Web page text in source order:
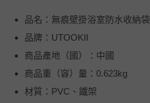
品名：無痕壁掛浴室防水收納袋
品牌：UTOOKII
商品產地（國）：中國
商品重（容）量：0.623kg
材質：PVC、鐵架